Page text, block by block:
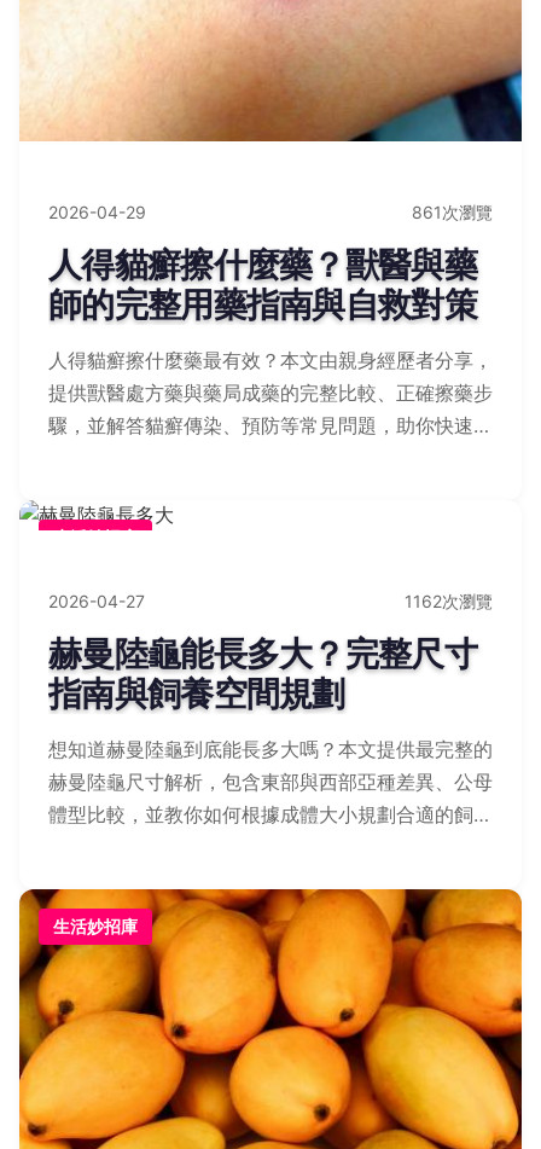
2026-04-29 861次瀏覽
人得貓癬擦什麼藥？獸醫與藥
師的完整用藥指南與自救對策
人得貓癬擦什麼藥最有效？本文由親身經歷者分享，
提供獸醫處方藥與藥局成藥的完整比較、正確擦藥步
驟，並解答貓癬傳染、預防等常見問題，助你快速康
生活妙招庫
2026-04-27 1162次瀏覽
赫曼陸龜能長多大？完整尺寸
指南與飼養空間規劃
想知道赫曼陸龜到底能長多大嗎？本文提供最完整的
赫曼陸龜尺寸解析，包含東部與西部亞種差異、公母
體型比較，並教你如何根據成體大小規劃合適的飼養
生活妙招庫